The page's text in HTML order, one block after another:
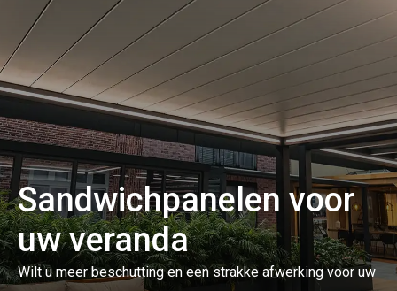
Sandwichpanelen voor
uw veranda
Wilt u meer beschutting en een strakke afwerking voor uw